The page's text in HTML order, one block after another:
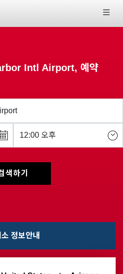
Intl Airport, 예약
색하기
정보안내